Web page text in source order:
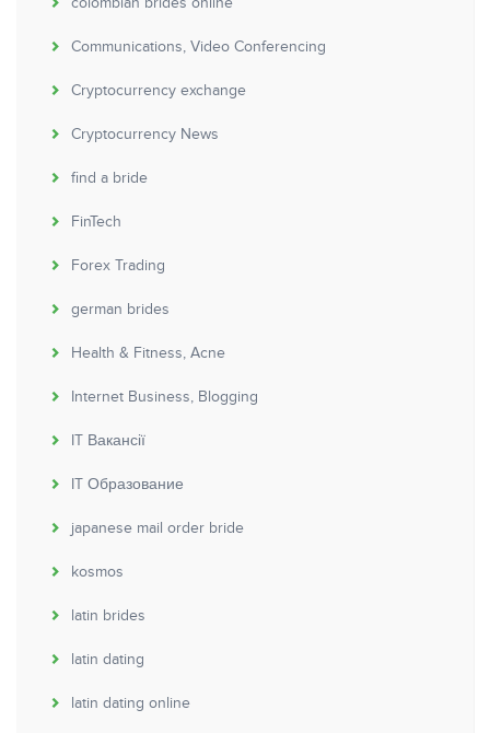
Communications, Video Conferencing
Cryptocurrency exchange
Cryptocurrency News
find a bride
FinTech
Forex Trading
german brides
Health & Fitness, Acne
Internet Business, Blogging
IT Вакансії
IT Образование
japanese mail order bride
kosmos
latin brides
latin dating
latin dating online